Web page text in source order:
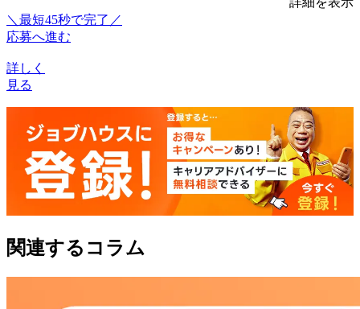
＼最短45秒で完了／
応募へ進む
詳しく
見る
関連するコラム